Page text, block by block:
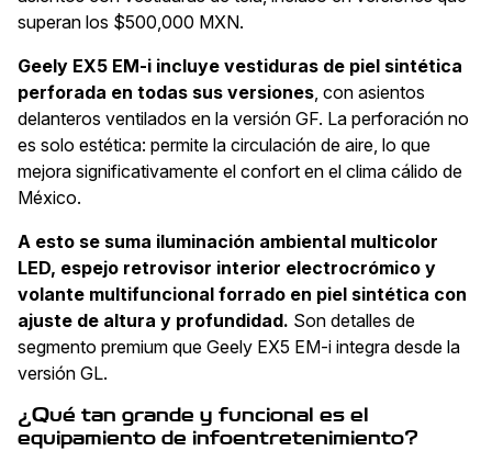
superan los $500,000 MXN.
Geely EX5 EM-i incluye vestiduras de piel sintética
perforada en todas sus versiones, con asientos
delanteros ventilados en la versión GF. La perforación no
es solo estética: permite la circulación de aire, lo que
mejora significativamente el confort en el clima cálido de
México.
A esto se suma iluminación ambiental multicolor
LED, espejo retrovisor interior electrocrómico y
volante multifuncional forrado en piel sintética con
ajuste de altura y profundidad. Son detalles de
segmento premium que Geely EX5 EM-i integra desde la
versión GL.
¿Qué tan grande y funcional es el
equipamiento de infoentretenimiento?